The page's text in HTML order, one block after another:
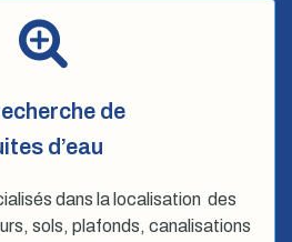
de
d’eau
dans la localisation des
sols, plafonds, canalisations